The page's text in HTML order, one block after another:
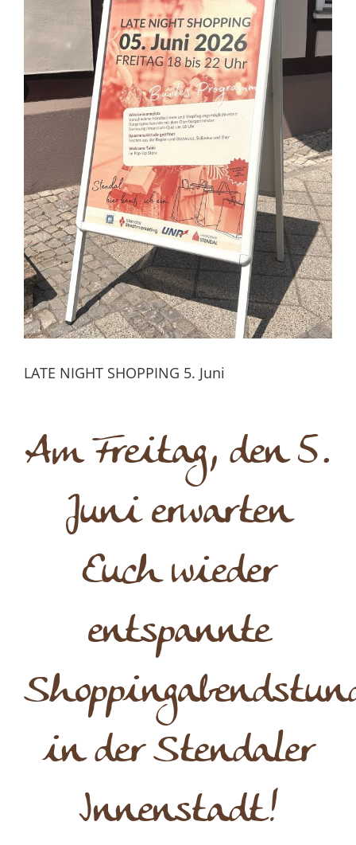
LATE NIGHT SHOPPING 5. Juni
Am Freitag, den 5.
Juni erwarten
Euch wieder
entspannte
in der Stendaler
Innenstadt!